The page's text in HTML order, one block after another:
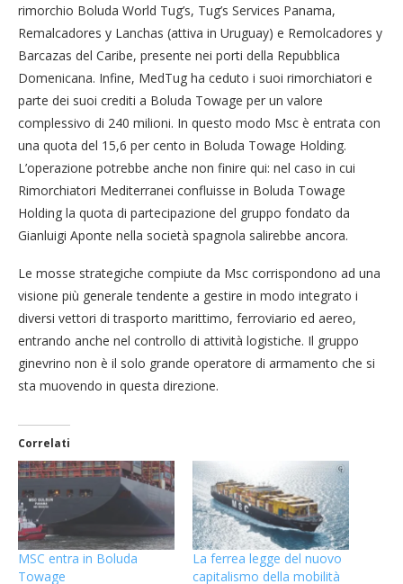
rimorchio Boluda World Tug’s, Tug’s Services Panama,
Remalcadores y Lanchas (attiva in Uruguay) e Remolcadores y
Barcazas del Caribe, presente nei porti della Repubblica
Domenicana. Infine, MedTug ha ceduto i suoi rimorchiatori e
parte dei suoi crediti a Boluda Towage per un valore
complessivo di 240 milioni. In questo modo Msc è entrata con
una quota del 15,6 per cento in Boluda Towage Holding.
L’operazione potrebbe anche non finire qui: nel caso in cui
Rimorchiatori Mediterranei confluisse in Boluda Towage
Holding la quota di partecipazione del gruppo fondato da
Gianluigi Aponte nella società spagnola salirebbe ancora.
Le mosse strategiche compiute da Msc corrispondono ad una
visione più generale tendente a gestire in modo integrato i
diversi vettori di trasporto marittimo, ferroviario ed aereo,
entrando anche nel controllo di attività logistiche. Il gruppo
ginevrino non è il solo grande operatore di armamento che si
sta muovendo in questa direzione.
Correlati
MSC entra in Boluda
Towage
La ferrea legge del nuovo
capitalismo della mobilità